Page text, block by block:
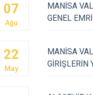
07
Ağu
MANİSA
GENEL EMRİ
22
May
MANİSA
GİRİŞLERİN